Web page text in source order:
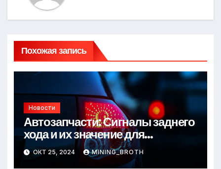
Похожая запись
Новости
Автозапчасти: Сигналы заднего
хода и их значение для
безопасности на дороге
ОКТ 25, 2024 MINING_BROTH